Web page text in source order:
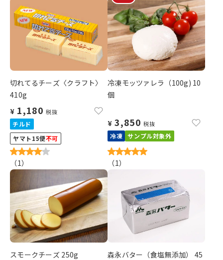
切れてるチーズ〈クラフト〉
410g
¥ 1,180 税抜
チルド
ヤマト15便不可
（1）
冷凍モッツァレラ（100g) 10
個
¥ 3,850 税抜
冷凍 サンプル対象外
（1）
スモークチーズ 250g
森永バター（食塩無添加） 45